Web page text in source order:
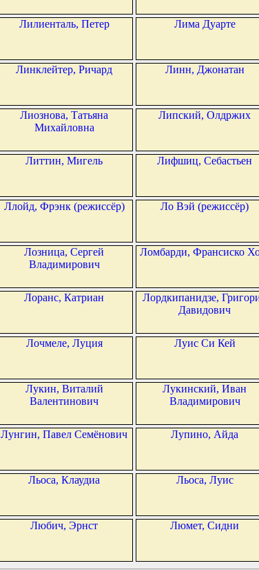
Лилиенталь, Петер Лима Дуарте
Линклейтер, Ричард Линн, Джонатан
Лиознова, Татьяна
Михайловна
Липский, Олдржих
Литтин, Мигель Лифшиц, Себастьен
Ллойд, Фрэнк (режиссёр) Ло Вэй (режиссёр)
Лозница, Сергей
Владимирович
Ломбарди, Франсиско
Лоранс, Катриан
Лордкипанидзе,
Давидович
Лочмеле, Луция Луис Си Кей
Лукин, Виталий
Валентинович
Лукинский, Иван
Владимирович
Лунгин, Павел Семёнович Лупино, Айда
Льоса, Клаудиа Льоса, Луис
Любич, Эрнст Люмет, Сидни